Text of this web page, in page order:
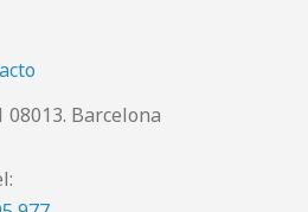
08013. Barcelona